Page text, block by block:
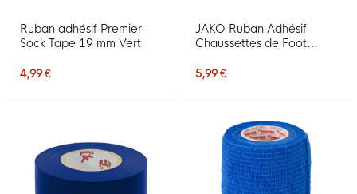
Ruban adhésif Premier
Sock Tape 19 mm Vert
4,99 €
JAKO Ruban Adhésif
Chaussettes de Foot
5,99 €